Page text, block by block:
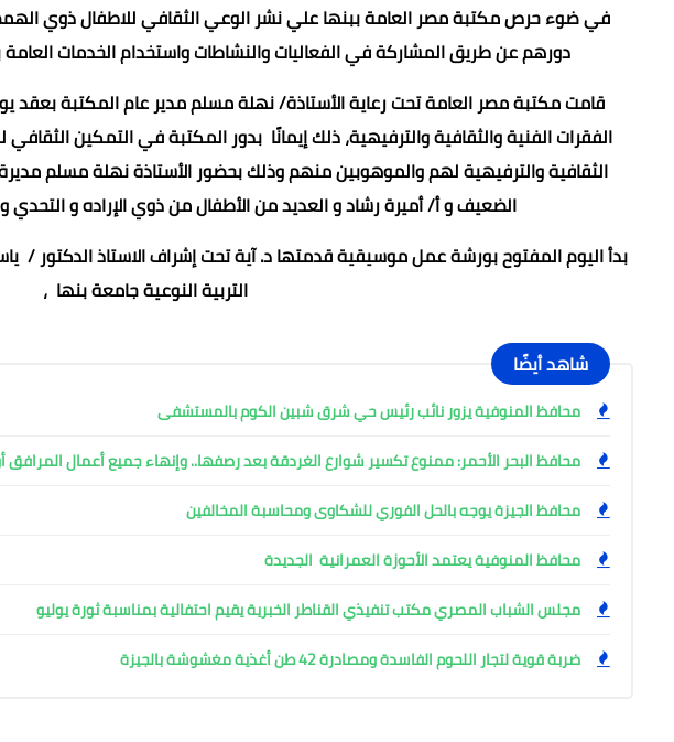
في ضوء حرص مكتبة مصر العامة ببنها علي نشر الوعي الثقافي للاطفال ذوي
دورهم عن طريق المشاركة في الفعاليات والنشاطات واستخدام الخدمات
قامت مكتبة مصر العامة تحت رعاية الأستاذة/ نهلة مسلم مدير عام المكتبة
الفقرات الفنية والثقافية والترفيهية، ذلك إيمانًا بدور المكتبة في التمكين
الثقافية والترفيهية لهم والموهوبين منهم وذلك بحضور الأستاذة نهلة مسلم
الضعيف و أ/ أميرة رشاد و العديد من الأطفال من ذوي الإراده و التحدي
بدأ اليوم المفتوح بورشة عمل موسيقية قدمتها د. آية تحت إشراف الاستاذ الدكتور /
التربية النوعية جامعة بنها ،
شاهد أيضًا
محافظ المنوفية يزور نائب رئيس حي شرق شبين الكوم بالمستشفى
محافظ البحر الأحمر: ممنوع تكسير شوارع الغردقة بعد رصفها.. وإنهاء جميع أعمال المرافق
محافظ الجيزة يوجه بالحل الفوري للشكاوى ومحاسبة المخالفين
محافظ المنوفية يعتمد الأحوزة العمرانية الجديدة
مجلس الشباب المصري مكتب تنفيذي القناطر الخبرية يقيم احتفالية بمناسبة ثورة يوليو
ضربة قوية لتجار اللحوم الفاسدة ومصادرة 42 طن أغذية مغشوشة بالجيزة
04 يوليو 2021
04 يوليو 2021
04 يوليو 2021
04 يوليو 2021
04 يوليو 2021